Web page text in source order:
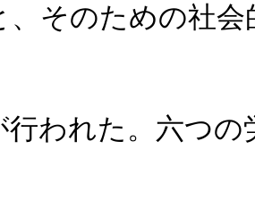
そのための社
われた。六つ